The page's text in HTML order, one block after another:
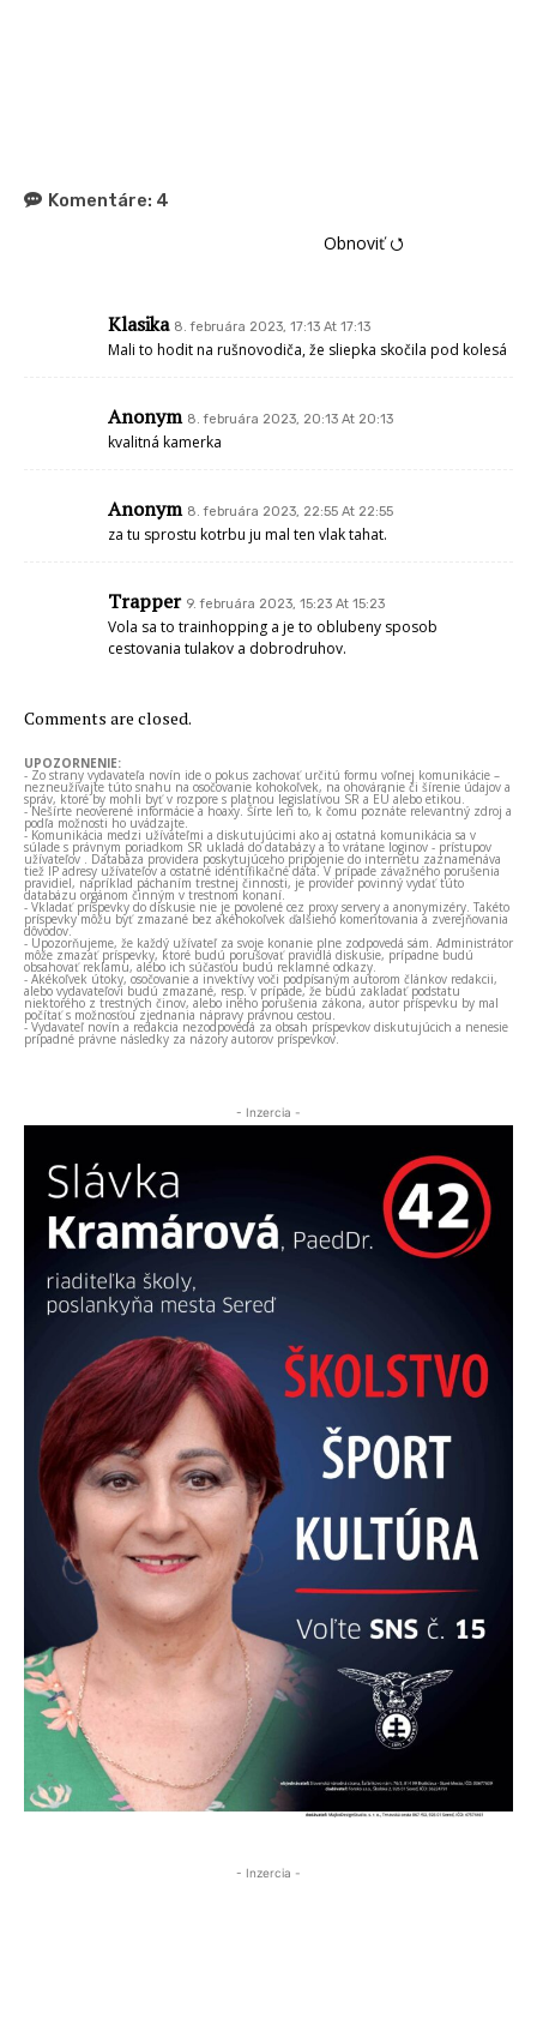
Komentáre: 4
Obnoviť ⭯
Klasika 8. februára 2023, 17:13 At 17:13
Mali to hodit na rušnovodiča, že sliepka skočila pod kolesá
Anonym 8. februára 2023, 20:13 At 20:13
kvalitná kamerka
Anonym 8. februára 2023, 22:55 At 22:55
za tu sprostu kotrbu ju mal ten vlak tahat.
Trapper 9. februára 2023, 15:23 At 15:23
Vola sa to trainhopping a je to oblubeny sposob
cestovania tulakov a dobrodruhov.
Comments are closed.
UPOZORNENIE:
- Zo strany vydavateľa novín ide o pokus zachovať určitú formu voľnej komunikácie –
nezneužívajte túto snahu na osočovanie kohokoľvek, na ohováranie či šírenie údajov a
správ, ktoré by mohli byť v rozpore s platnou legislatívou SR a EÚ alebo etikou.
- Nešírte neoverené informácie a hoaxy. Šírte len to, k čomu poznáte relevantný zdroj a
podľa možnosti ho uvádzajte.
- Komunikácia medzi užívateľmi a diskutujúcimi ako aj ostatná komunikácia sa v
súlade s právnym poriadkom SR ukladá do databázy a to vrátane loginov - prístupov
užívateľov . Databáza providera poskytujúceho pripojenie do internetu zaznamenáva
tiež IP adresy užívateľov a ostatné identifikačné dáta. V prípade závažného porušenia
pravidiel, napríklad páchaním trestnej činnosti, je provider povinný vydať túto
databázu orgánom činným v trestnom konaní.
- Vkladať príspevky do diskusie nie je povolené cez proxy servery a anonymizéry. Takéto
príspevky môžu byť zmazané bez akéhokoľvek ďalšieho komentovania a zverejňovania
dôvodov.
- Upozorňujeme, že každý užívateľ za svoje konanie plne zodpovedá sám. Administrátor
môže zmazať príspevky, ktoré budú porušovať pravidlá diskusie, prípadne budú
obsahovať reklamu, alebo ich súčasťou budú reklamné odkazy.
- Akékoľvek útoky, osočovanie a invektívy voči podpísaným autorom článkov redakcii,
alebo vydavateľovi budú zmazané, resp. v prípade, že budú zakladať podstatu
niektorého z trestných činov, alebo iného porušenia zákona, autor príspevku by mal
počítať s možnosťou zjednania nápravy právnou cestou.
- Vydavateľ novín a redakcia nezodpovedá za obsah príspevkov diskutujúcich a nenesie
prípadné právne následky za názory autorov príspevkov.
- Inzercia -
- Inzercia -